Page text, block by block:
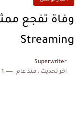
Streaming
Superwriter
اخر تحديث :منذ عام 1 دقائق للقراءة